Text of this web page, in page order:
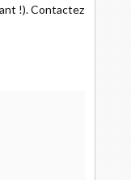
!). Contactez